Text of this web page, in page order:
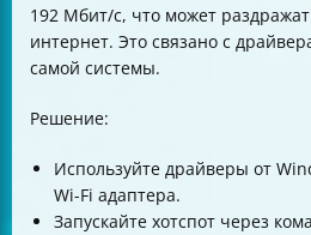
192 Мбит/с, что может
интернет. Это связано с
самой системы.
Решение:
Используйте драйверы от
Wi-Fi адаптера.
Запускайте хотспот через